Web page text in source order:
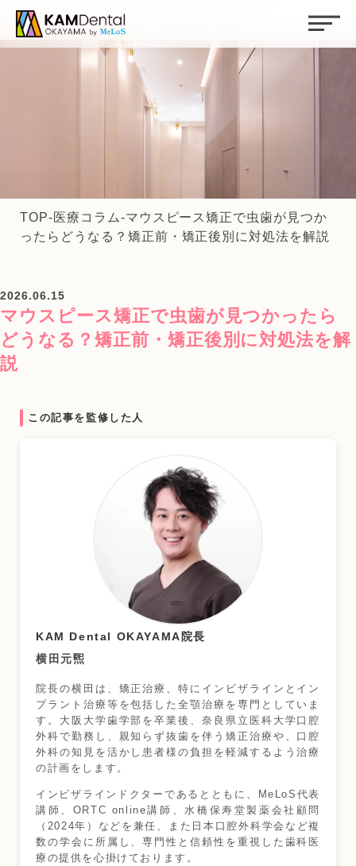
TOP-医療コラム-マウスピース矯正で虫歯が見つか
ったらどうなる？矯正前・矯正後別に対処法を解説
2026.06.15
マウスピース矯正で虫歯が見つかったら
どうなる？矯正前・矯正後別に対処法を解
説
この記事を監修した人
KAM Dental OKAYAMA院長
横田元煕
院長の横田は、矯正治療、特にインビザラインとイン
プラント治療等を包括した全顎治療を専門としていま
す。大阪大学歯学部を卒業後、奈良県立医科大学口腔
外科で勤務し、親知らず抜歯を伴う矯正治療や、口腔
外科の知見を活かし患者様の負担を軽減するよう治療
の計画をします。
インビザラインドクターであるとともに、MeLoS代表
講師、ORTC online講師、水橋保寿堂製薬会社顧問
（2024年）などを兼任、また日本口腔外科学会など複
数の学会に所属し、専門性と信頼性を重視した歯科医
療の提供を心掛けております。